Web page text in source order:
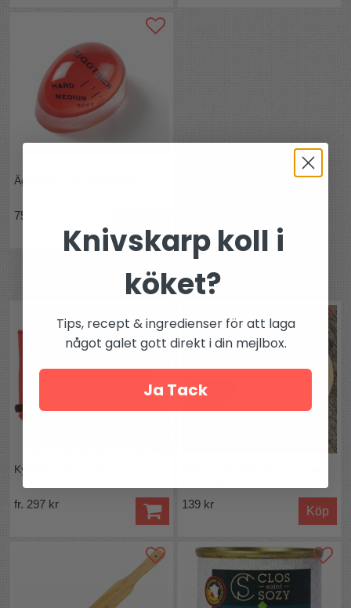
Äggtimer med färgskiftning
75 kr
Andra köpte även
Kylväska för boxvin
fr. 297 kr 139 kr
Köp
Knivskarp koll i
köket?
Tips, recept & ingredienser för att laga
något galet gott direkt i din mejlbox.
Ja Tack